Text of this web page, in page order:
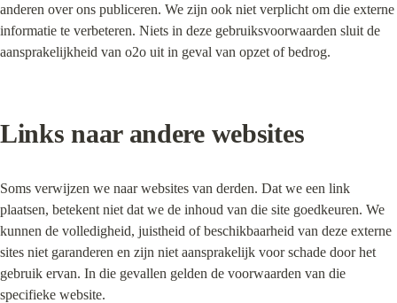
anderen over ons publiceren. We zijn ook niet verplicht om die externe
informatie te verbeteren. Niets in deze gebruiksvoorwaarden sluit de
aansprakelijkheid van o2o uit in geval van opzet of bedrog.
Links naar andere websites
Soms verwijzen we naar websites van derden. Dat we een link
plaatsen, betekent niet dat we de inhoud van die site goedkeuren. We
kunnen de volledigheid, juistheid of beschikbaarheid van deze externe
sites niet garanderen en zijn niet aansprakelijk voor schade door het
gebruik ervan. In die gevallen gelden de voorwaarden van die
specifieke website.